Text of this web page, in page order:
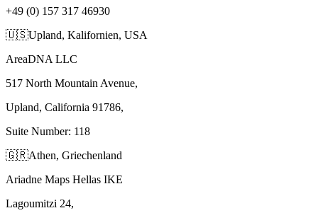
+49 (0) 157 317 46930
🇺🇸Upland, Kalifornien, USA
AreaDNA LLC
517 North Mountain Avenue,
Upland, California 91786,
Suite Number: 118
🇬🇷Athen, Griechenland
Ariadne Maps Hellas IKE
Lagoumitzi 24,